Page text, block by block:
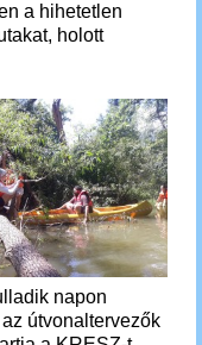
a hihetetlen
holott
napon
útvonaltervezők